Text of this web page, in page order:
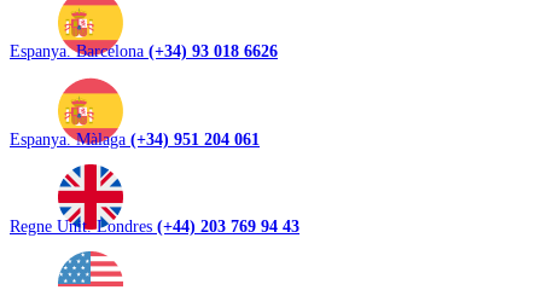
Espanya. Barcelona (+34) 93 018 6626
Espanya. Màlaga (+34) 951 204 061
Regne Unit. Londres (+44) 203 769 94 43